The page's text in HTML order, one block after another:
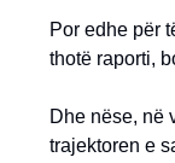
Por edhe për
thotë raporti,
Dhe nëse, në
trajektoren e